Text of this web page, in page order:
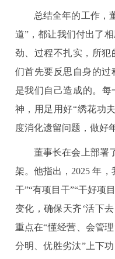
总结全年的工作，
道”，都让我们付出了
劲、过程不扎实，所
们首先要反思自身的过
是我们自己造成的。每
神，用足用好“绣花功
度消化遗留问题，做好
董事长在会上部署
架。他指出，2025 年
干”“有项目干”“干好项
变化，确保天齐‘活下
重点在“懂经营、会管
分明、优胜劣汰”上下